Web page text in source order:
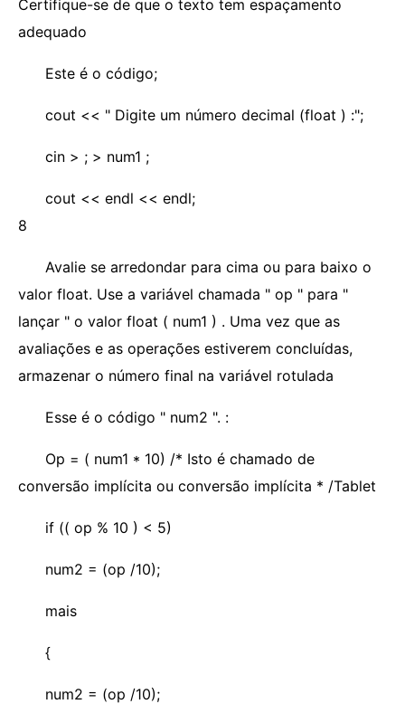
Certifique-se de que o texto tem espaçamento
adequado
Este é o código;
cout << " Digite um número decimal (float ) :";
cin > ; > num1 ;
cout << endl << endl;
8
Avalie se arredondar para cima ou para baixo o
valor float. Use a variável chamada " op " para "
lançar " o valor float ( num1 ) . Uma vez que as
avaliações e as operações estiverem concluídas,
armazenar o número final na variável rotulada
Esse é o código " num2 ". :
Op = ( num1 * 10) /* Isto é chamado de
conversão implícita ou conversão implícita * /Tablet
if (( op % 10 ) < 5)
num2 = (op /10);
mais
{
num2 = (op /10);